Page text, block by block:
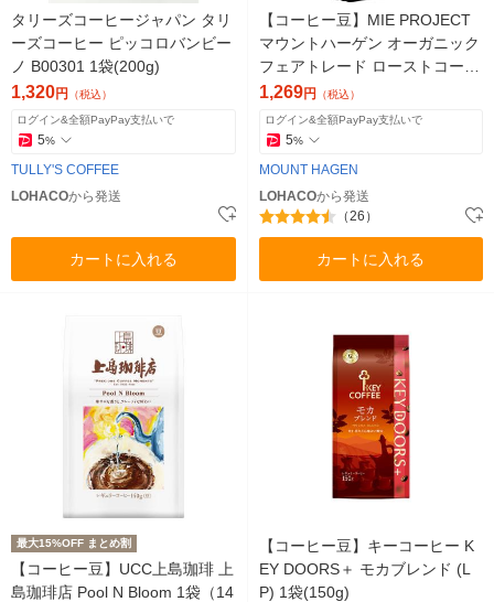
タリーズコーヒージャパン タリ
ーズコーヒー ピッコロバンビー
ノ B00301 1袋(200g)
1,320円 （税込）
ログイン&全額PayPay支払いで
5%
TULLY'S COFFEE
LOHACOから発送
カートに入れる
【コーヒー豆】MIE PROJECT
マウントハーゲン オーガニック
フェアトレード ローストコーヒ
ービーンズ 1袋（250g）
1,269円 （税込）
ログイン&全額PayPay支払いで
5%
MOUNT HAGEN
LOHACOから発送
（26）
カートに入れる
最大15%OFF まとめ割
【コーヒー豆】UCC上島珈琲 上
島珈琲店 Pool N Bloom 1袋（14
【コーヒー豆】キーコーヒー K
EY DOORS＋ モカブレンド (L
P) 1袋(150g)